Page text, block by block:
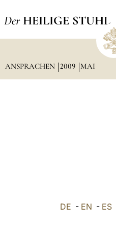
Der HEILIGE STUHL
ANSPRACHEN 2009 MAI
DE - EN - ES